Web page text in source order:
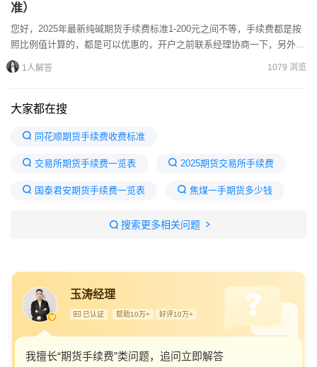
准）
您好，2025年最新纯碱期货手续费标准1-200元之间不等，手续费都是按
照比例值计算的，都是可以优惠的，开户之前联系经理协商一下，另外，
期货公司如果有加收佣金也不要担心，都是可以谈的。下面详细介...
1人解答 1079 浏览
大家都在搜
同花顺期货手续费收费标准
交易所期货手续费一览表 2025期货交易所手续费
国泰君安期货手续费一览表 焦煤一手期货多少钱
手续费最便宜的期货公司 1万炒期货亏了30万
期货手续费加一分
搜索更多相关问题
玉涛经理
已认证 帮助10万+ 好评10万+
我擅长“期货手续费”类问题，追问立即解答